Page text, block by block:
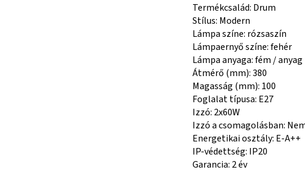
Termékcsalád: Drum
Stílus: Modern
Lámpa színe: rózsaszín
Lámpaernyő színe: fehér
Lámpa anyaga: fém / anyag
Átmérő (mm): 380
Magasság (mm): 100
Foglalat típusa: E27
Izzó: 2x60W
Izzó a csomagolásban:
Energetikai osztály: E-A++
IP-védettség: IP20
Garancia: 2 év